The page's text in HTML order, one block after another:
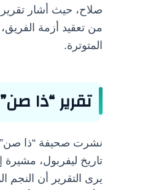
صلاح، حيث أشار
من تعقيد أزمة
المتوترة.
تقرير “ذا
نشرت صحيفة “ذا صن”
تاريخ ليفربول،
يرى التقرير أن النجم